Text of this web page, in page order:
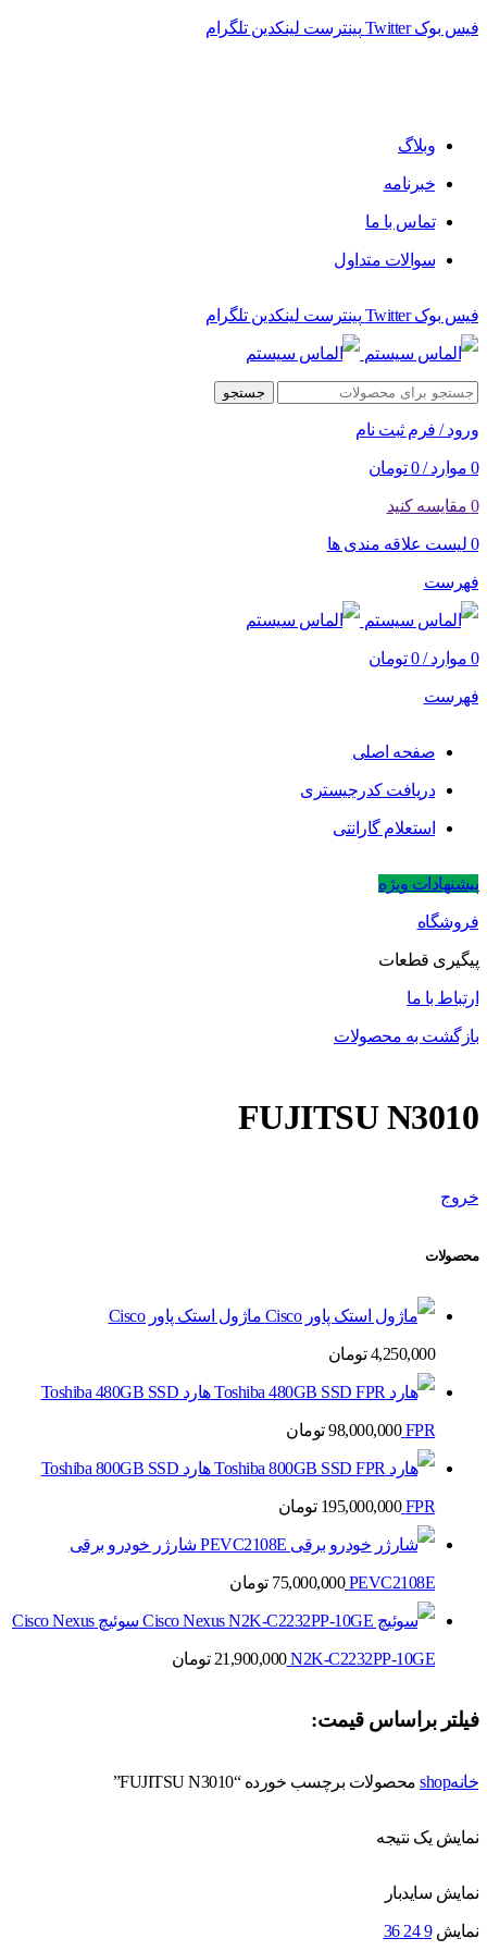
فیس بوک Twitter پینترست لینکدین تلگرام
وبلاگ
خبرنامه
تماس با ما
سوالات متداول
فیس بوک Twitter پینترست لینکدین تلگرام
جستجو
ورود / فرم ثبت نام
0 موارد /
0 تومان
0 مقایسه کنید
0 لیست علاقه مندی ها
فهرست
0 موارد /
0 تومان
فهرست
صفحه اصلی
دریافت کدرجیستری
استعلام گارانتی
پیشنهادات ویژه
فروشگاه
پیگیری قطعات
ارتباط با ما
بازگشت به محصولات
FUJITSU N3010
خروج
محصولات
ماژول استک پاور Cisco
4,250,000 تومان
هارد Toshiba 480GB SSD
FPR
98,000,000 تومان
هارد Toshiba 800GB SSD
FPR
195,000,000 تومان
شارژر خودرو برقی
PEVC2108E
75,000,000 تومان
سوئیچ Cisco Nexus
N2K-C2232PP-10GE
21,900,000 تومان
فیلتر براساس قیمت:
خانهshop محصولات برچسب خورده “FUJITSU N3010”
نمایش یک نتیجه
نمایش سایدبار
نمایش 9
24
36